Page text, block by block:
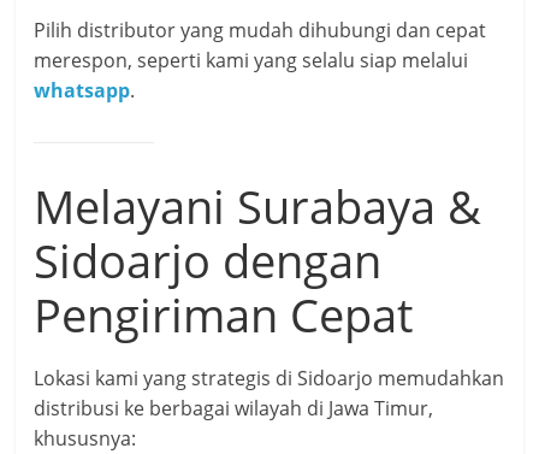
Pilih distributor yang mudah dihubungi dan cepat
merespon, seperti kami yang selalu siap melalui
whatsapp.
Melayani Surabaya &
Sidoarjo dengan
Pengiriman Cepat
Lokasi kami yang strategis di Sidoarjo memudahkan
distribusi ke berbagai wilayah di Jawa Timur,
khususnya: